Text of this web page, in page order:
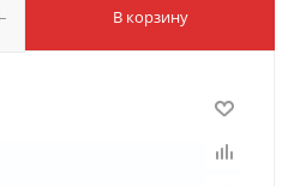
В корзину